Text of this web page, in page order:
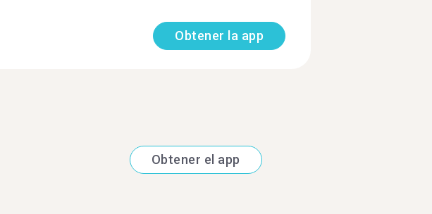
Obtener la app
Obtener el app